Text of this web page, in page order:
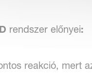
rendszer előnyei:
reakció, mert